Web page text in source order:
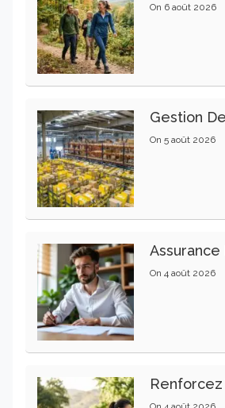
On 6 août 2026
On 5 août 2026
On 4 août 2026